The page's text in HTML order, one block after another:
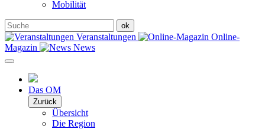
Mobilität
Veranstaltungen
Online-
Magazin
News
Das OM
Zurück
Übersicht
Die Region